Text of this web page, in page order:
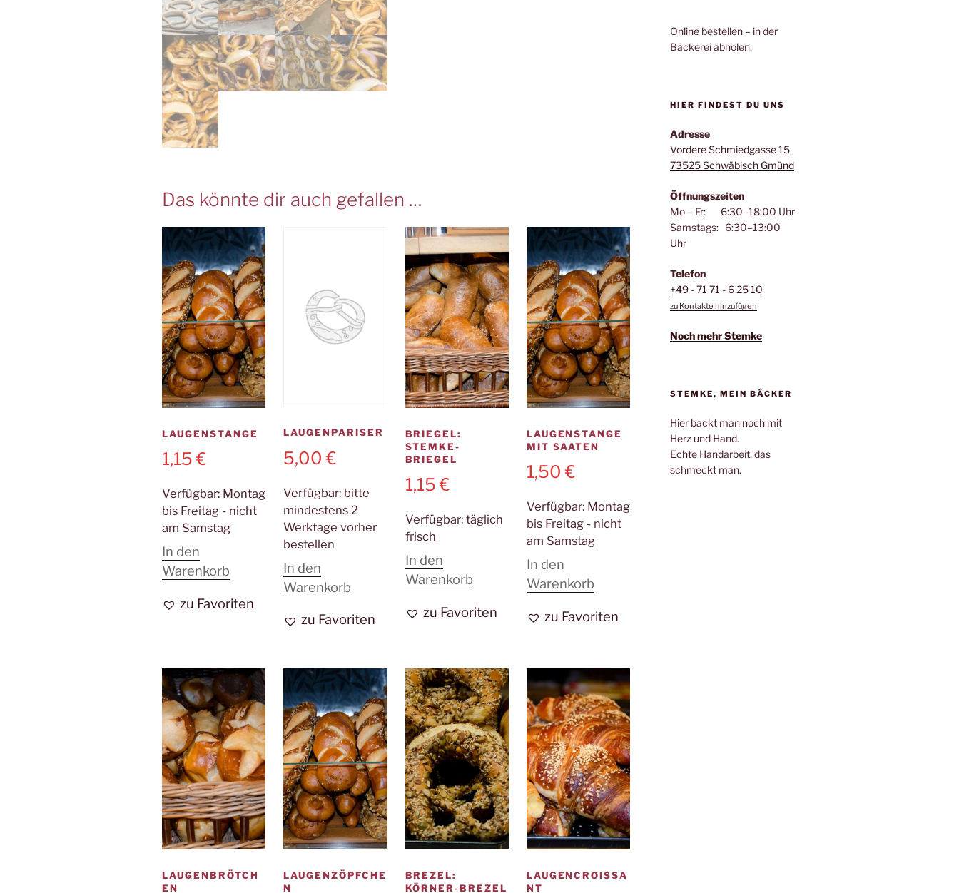
Das könnte dir auch gefallen …
LAUGENSTANGE
1,15€
Verfügbar: Montag
bis Freitag - nicht
am Samstag
In den
Warenkorb
zu Favoriten
LAUGENPARISER
5,00€
Verfügbar: bitte
mindestens 2
Werktage vorher
bestellen
In den
Warenkorb
zu Favoriten
BRIEGEL:
STEMKE-
BRIEGEL
1,15€
Verfügbar: täglich
frisch
In den
Warenkorb
zu Favoriten
LAUGENSTANGE
MIT SAATEN
1,50€
Verfügbar: Montag
bis Freitag - nicht
am Samstag
In den
Warenkorb
zu Favoriten
LAUGENBRÖTCH
EN
LAUGENZÖPFCHE
N
BREZEL:
KÖRNER-BREZEL
LAUGENCROISSA
NT
Online bestellen – in der
Bäckerei abholen.
HIER FINDEST DU UNS
Adresse
Vordere Schmiedgasse 15
73525 Schwäbisch Gmünd
Öffnungszeiten
Mo – Fr: 6:30–18:00 Uhr
Samstags: 6:30–13:00
Uhr
Telefon
+49 - 71 71 - 6 25 10
zu Kontakte hinzufügen
Noch mehr Stemke
STEMKE, MEIN BÄCKER
Hier backt man noch mit
Herz und Hand.
Echte Handarbeit, das
schmeckt man.